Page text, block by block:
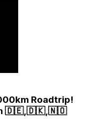
Roadtrip!
🇩🇪,🇩🇰,🇳🇴